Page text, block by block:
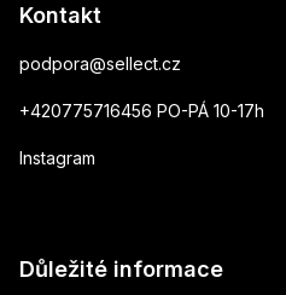
Kontakt
podpora@sellect.cz
+420775716456 PO-PÁ 10-17h
Instagram
Důležité informace